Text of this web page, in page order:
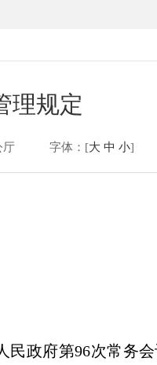
理规定
厅 字体：[大 中 小]
民政府第96次常务